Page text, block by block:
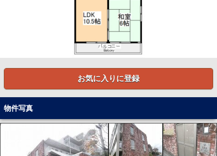
お気に入りに登録
物件写真